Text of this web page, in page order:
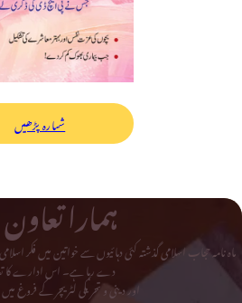
شمارہ پڑھیں
ہمارا تعاون
ماہ نامہ حجاب اسلامی گذشتہ کئی دہائیوں سے خواتین میں فکر
دے رہا ہے۔ اس ادارے کا
اور دینی و تحریکی لٹریچر کے فروغ